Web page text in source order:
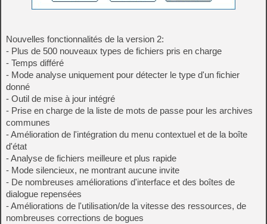
Nouvelles fonctionnalités de la version 2:
- Plus de 500 nouveaux types de fichiers pris en charge
- Temps différé
- Mode analyse uniquement pour détecter le type d'un fichier
donné
- Outil de mise à jour intégré
- Prise en charge de la liste de mots de passe pour les archives
communes
- Amélioration de l'intégration du menu contextuel et de la boîte
d'état
- Analyse de fichiers meilleure et plus rapide
- Mode silencieux, ne montrant aucune invite
- De nombreuses améliorations d'interface et des boîtes de
dialogue repensées
- Améliorations de l'utilisation/de la vitesse des ressources, de
nombreuses corrections de bogues